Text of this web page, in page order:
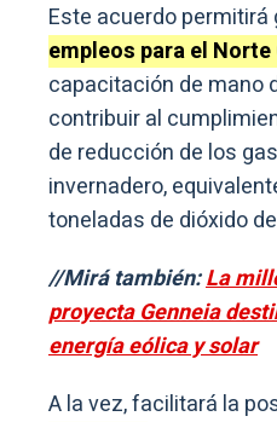
Este acuerdo permitirá
empleos para el Norte
capacitación de mano
contribuir al
de reducción de los
invernadero,
toneladas de dióxido
//Mirá también:La
proyecta Genneia
energía eólica y solar
A la vez, facilitará la